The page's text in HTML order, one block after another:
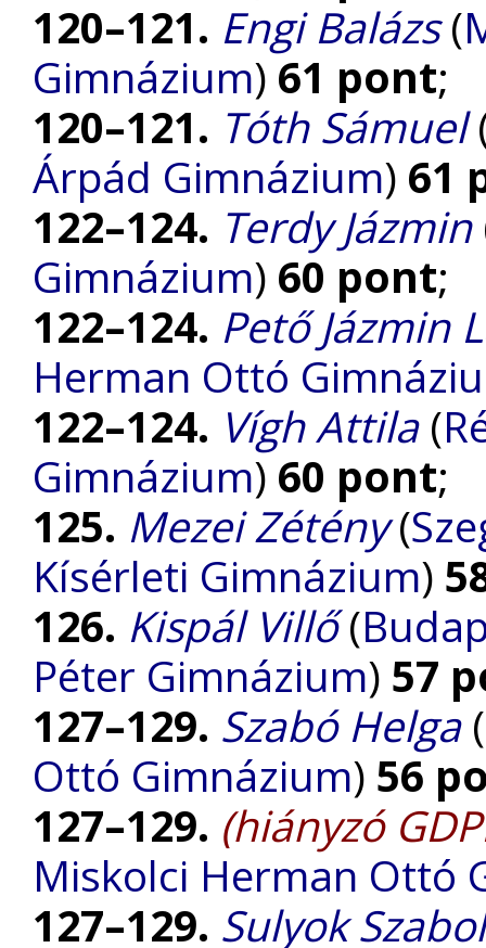
120–121. Engi Balázs(
Gimnázium) 61 pont;
120–121. Tóth Sámuel
Árpád Gimnázium) 61
122–124. Terdy Jázmin
Gimnázium) 60 pont;
122–124. Pető Jázmin
Herman Ottó
122–124. Vígh Attila (
Gimnázium) 60 pont;
125. Mezei Zétény(
Kísérleti Gimnázium)
126. Kispál Villő(
Péter Gimnázium) 57
127–129. Szabó Helga(
Ottó Gimnázium) 56
127–129. (hiányzó
Miskolci Herman Ottó
127–129. Sulyok